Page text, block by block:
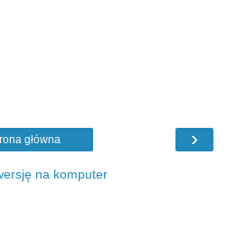
›
główna
na komputer